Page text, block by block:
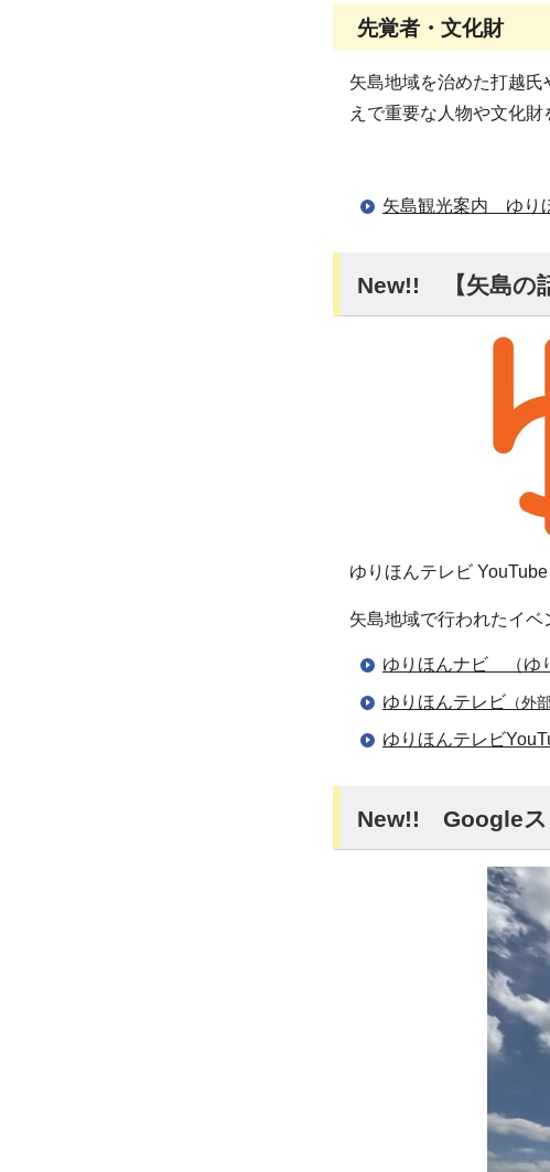
先覚者・文化財
矢島地域を治めた打越
えで重要な人物や文化財
矢島観光案内 ゆり
New!! 【矢島の
ゆりほんテレビ
矢島地域で行われたイベ
ゆりほんナビ （ゆ
ゆりほんテレビ （外
ゆりほんテレビ
New!! Googleス